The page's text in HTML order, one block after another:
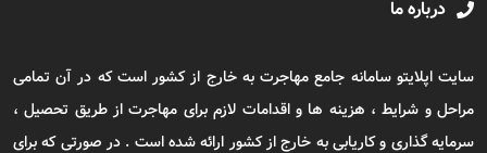
درباره ما
سایت اپلایتو سامانه جامع مهاجرت به خارج از کشور است که در آن تمامی
مراحل و شرایط ، هزینه ها و اقدامات لازم برای مهاجرت از طریق تحصیل ،
سرمایه گذاری و کاریابی به خارج از کشور ارائه شده است . در صورتی که برای